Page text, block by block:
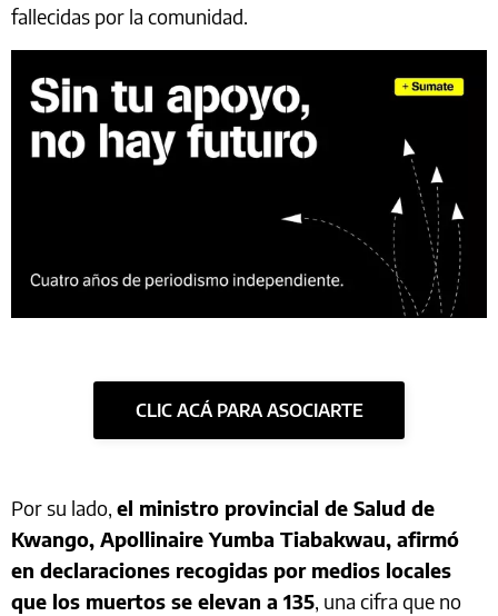
fallecidas por la comunidad.
CLIC ACÁ PARA ASOCIARTE
Por su lado, el ministro provincial de Salud de
Kwango, Apollinaire Yumba Tiabakwau, afirmó
en declaraciones recogidas por medios locales
que los muertos se elevan a 135, una cifra que no